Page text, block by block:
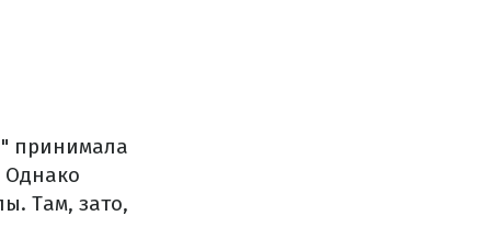
принимала
Однако
Там, зато,